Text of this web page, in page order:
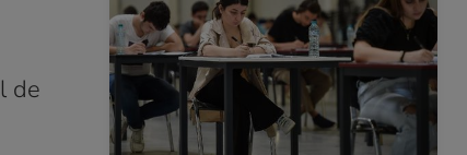
de